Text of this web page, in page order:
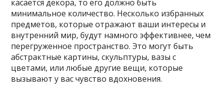
касается декора, то его должно быть
минимальное количество. Несколько избранных
предметов, которые отражают ваши интересы и
внутренний мир, будут намного эффективнее, чем
перегруженное пространство. Это могут быть
абстрактные картины, скульптуры, вазы с
цветами, или любые другие вещи, которые
вызывают у вас чувство вдохновения.